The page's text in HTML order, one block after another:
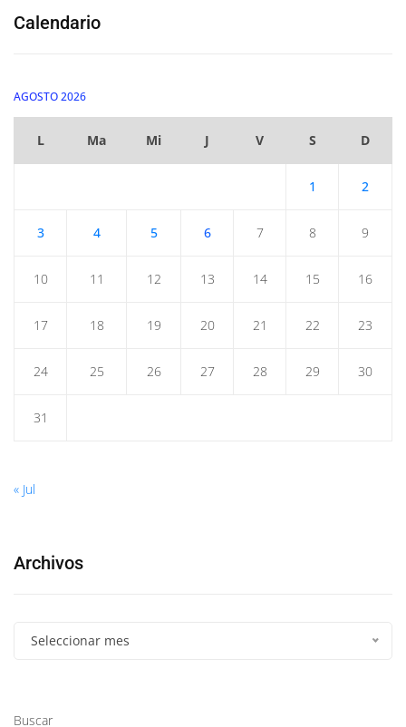
Calendario
AGOSTO 2026
L Ma Mi J V S D
1 2
3 4 5 6 7 8 9
10 11 12 13 14 15 16
17 18 19 20 21 22 23
24 25 26 27 28 29 30
31
« Jul
Archivos
Seleccionar mes
Buscar